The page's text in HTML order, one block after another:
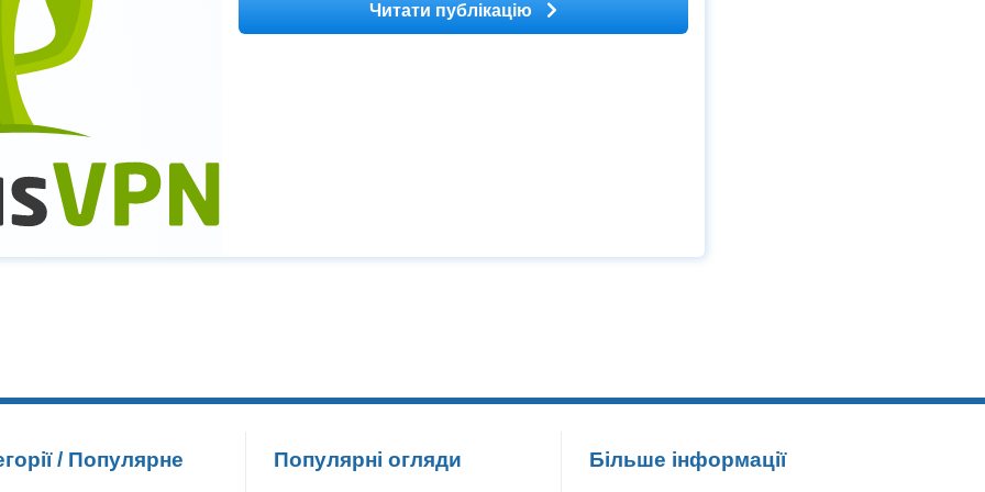
Читати публікацію
/ Популярне Популярні огляди Більше інформації